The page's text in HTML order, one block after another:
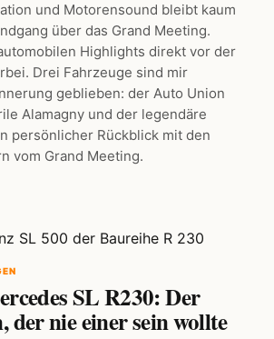
und Motorensound bleibt kaum
über das Grand Meeting.
Highlights direkt vor der
Drei Fahrzeuge sind mir
geblieben: der Auto Union
Alamagny und der legendäre
persönlicher Rückblick mit den
vom Grand Meeting.
SL R230: Der
der nie einer sein wollte